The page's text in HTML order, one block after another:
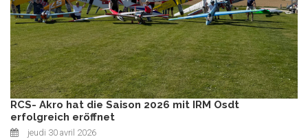
RCS- Akro hat die Saison 2026 mit IRM Osdt
erfolgreich eröffnet
jeudi 30 avril 2026